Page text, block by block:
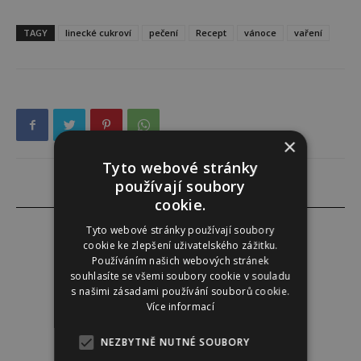
TAGY linecké cukroví pečení Recept vánoce vaření
Alena Babuková
×
Tyto webové stránky
používají soubory
cookie.
Tyto webové stránky používají soubory
cookie ke zlepšení uživatelského zážitku.
Používáním našich webových stránek
souhlasíte se všemi soubory cookie v souladu
s našimi zásadami používání souborů cookie.
Více informací
NEZBYTNĚ NUTNÉ SOUBORY